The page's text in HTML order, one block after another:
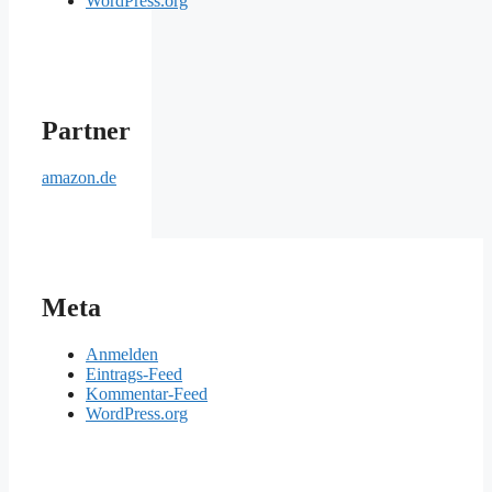
Partner
amazon.de
Meta
Anmelden
Eintrags-Feed
Kommentar-Feed
WordPress.org